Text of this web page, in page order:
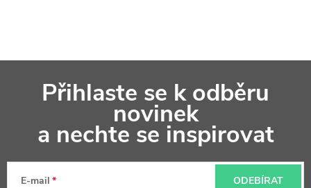
a
Přihlaste se k odběru
novinek
a nechte se inspirovat
E-mail ODEBÍRAT